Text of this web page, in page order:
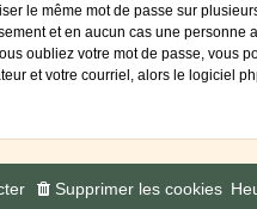
le même mot de passe sur
et en aucun cas une personne
oubliez votre mot de passe, vous
et votre courriel, alors le logiciel
Supprimer les cookies